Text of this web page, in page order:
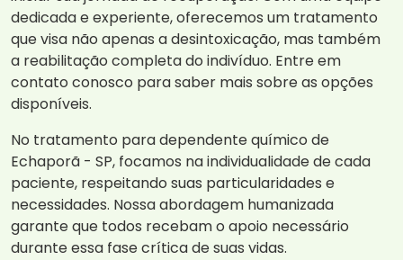
dedicada e experiente, oferecemos um tratamento
que visa não apenas a desintoxicação, mas também
a reabilitação completa do indivíduo. Entre em
contato conosco para saber mais sobre as opções
disponíveis.
No tratamento para dependente químico de
Echaporã - SP, focamos na individualidade de cada
paciente, respeitando suas particularidades e
necessidades. Nossa abordagem humanizada
garante que todos recebam o apoio necessário
durante essa fase crítica de suas vidas.